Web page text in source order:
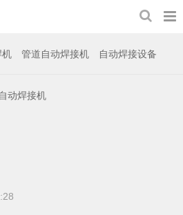
机 管道自动焊接机 自动焊接设备
自动焊接机